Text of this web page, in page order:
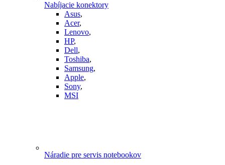
Nabíjacie konektory
Asus,
Acer,
Lenovo,
HP,
Dell,
Toshiba,
Samsung,
Apple,
Sony,
MSI
Náradie pre servis notebookov